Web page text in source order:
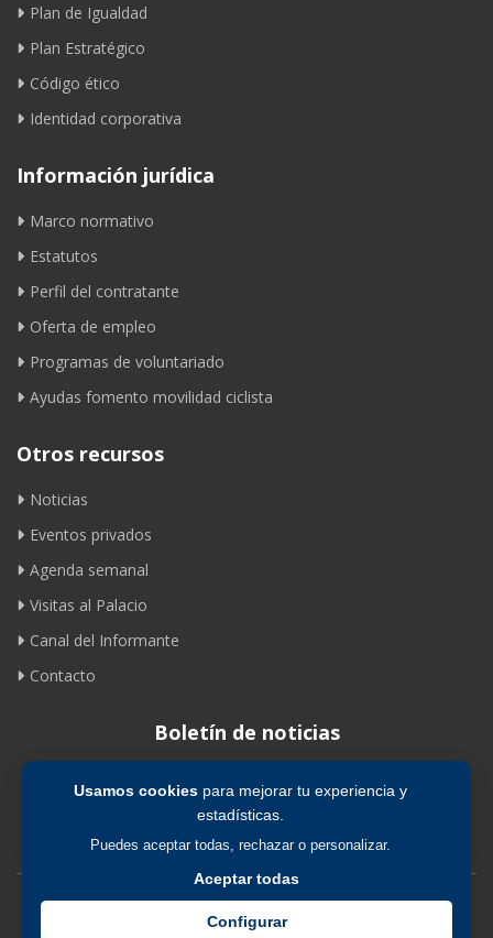
Usamos cookiespara mejorar tu experiencia y
estadísticas.
Puedes aceptar todas, rechazar o personalizar.
Aceptar todas
Configurar
Plan de Igualdad
Plan Estratégico
Código ético
Identidad corporativa
Información jurídica
Marco normativo
Estatutos
Perfil del contratante
Oferta de empleo
Programas de voluntariado
Ayudas fomento movilidad ciclista
Otros recursos
Noticias
Eventos privados
Agenda semanal
Visitas al Palacio
Canal del Informante
Contacto
Boletín de noticias
Suscribirse
Avíso legal | Política de privacidad | Política de cookies